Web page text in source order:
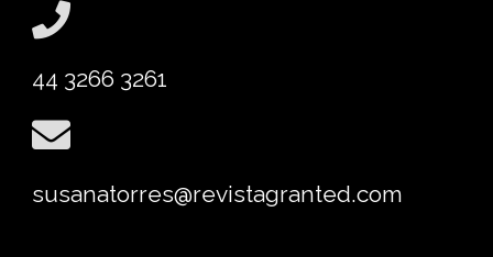
44 3266 3261
susanatorres@revistagranted.com